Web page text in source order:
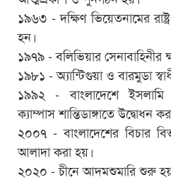
১৯৬৩ - দক্ষিণ ভিয়েতনামের
হন।
১৯৭৯ - বলিভিয়ার
১৯৮১ - অ্যান্টিগুয়া ও বারমুডা
১৯৯২ - বাংলাদেশে ইসলামি
ক্যাম্পাস শান্তিডাঙ্গাতে উদ্বোধন
২০০৭ - বাংলাদেশের বিচার
আলাদা করা হয়।
২০২০ - চীনে আদমশুমারি শুরু